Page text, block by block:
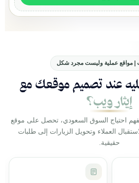
| مواقع عملية وليست مجرد شكل
عند تصميم موقعك مع
إيثار ويب؟
احتياج السوق السعودي، تحصل على موقع
العملاء وتحويل الزيارات إلى طلبات
حقيقية.